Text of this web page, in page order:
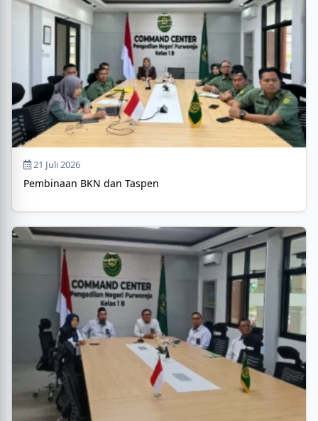
21 Juli 2026
Pembinaan BKN dan Taspen